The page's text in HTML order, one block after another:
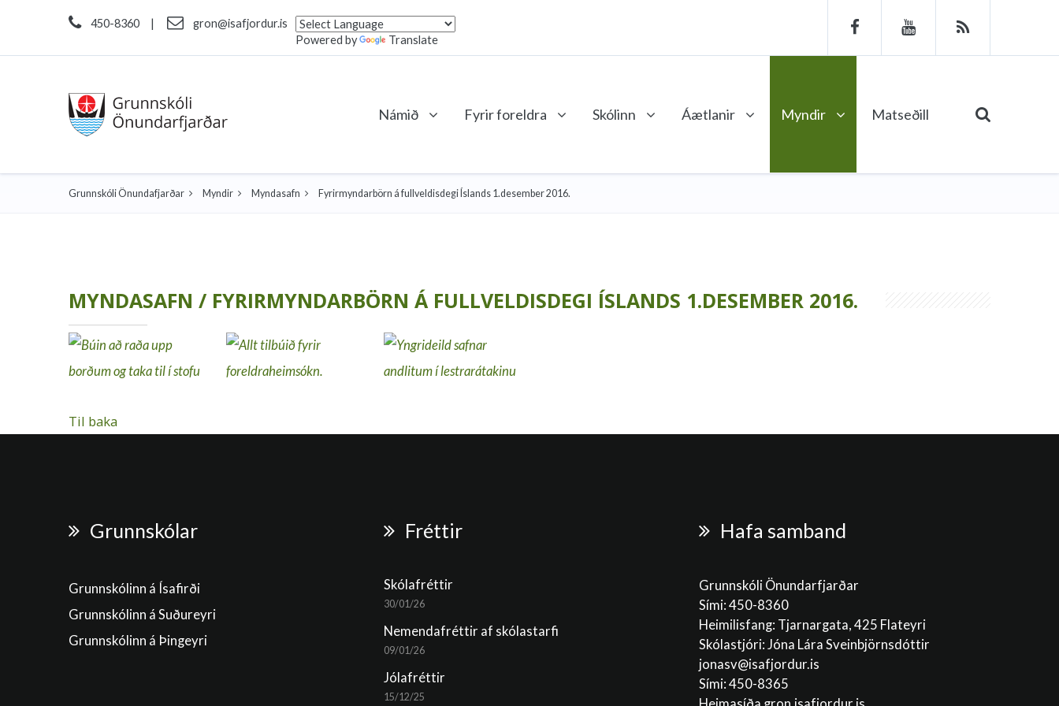
450-8360 |
gron@isafjordur.is
Powered by
Translate
Námið Fyrir foreldra Skólinn Áætlanir Myndir Matseðill
Grunnskóli Önundafjarðar Myndir Myndasafn Fyrirmyndarbörn á fullveldisdegi Íslands 1.desember 2016.
MYNDASAFN / FYRIRMYNDARBÖRN Á FULLVELDISDEGI ÍSLANDS 1.DESEMBER 2016.
Til baka
Grunnskólar
Grunnskólinn á Ísafirði
Grunnskólinn á Suðureyri
Grunnskólinn á Þingeyri
Fréttir
Skólafréttir
30/01/26
Nemendafréttir af skólastarfi
09/01/26
Jólafréttir
15/12/25
Hafa samband
Grunnskóli Önundarfjarðar
Sími: 450-8360
Heimilisfang: Tjarnargata, 425 Flateyri
Skólastjóri: Jóna Lára Sveinbjörnsdóttir
jonasv@isafjordur.is
Sími: 450-8365